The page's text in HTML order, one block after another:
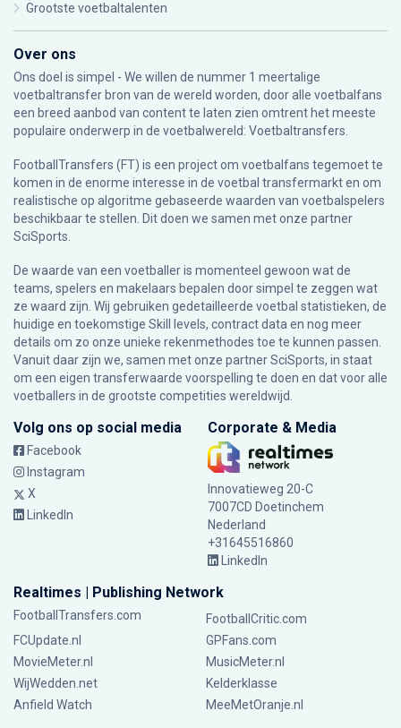
Grootste voetbaltalenten
Over ons
Ons doel is simpel - We willen de nummer 1 meertalige
voetbaltransfer bron van de wereld worden, door alle voetbalfans
een breed aanbod van content te laten zien omtrent het meeste
populaire onderwerp in de voetbalwereld: Voetbaltransfers.
FootballTransfers (FT) is een project om voetbalfans tegemoet te
komen in de enorme interesse in de voetbal transfermarkt en om
realistische op algoritme gebaseerde waarden van voetbalspelers
beschikbaar te stellen. Dit doen we samen met onze partner
SciSports
De waarde van een voetballer is momenteel gewoon wat de
teams, spelers en makelaars bepalen door simpel te zeggen wat
ze waard zijn. Wij gebruiken gedetailleerde voetbal statistieken, de
huidige en toekomstige Skill levels, contract data en nog meer
details om zo onze unieke rekenmethodes toe te kunnen passen.
Vanuit daar zijn we, samen met onze partner SciSports, in staat
om een eigen transferwaarde voorspelling te doen en dat voor alle
voetballers in de grootste competities wereldwijd.
Volg ons op social media
Facebook
Instagram
X
LinkedIn
Corporate & Media
Innovatieweg 20-C
7007CD Doetinchem
Nederland
+31645516860
LinkedIn
Realtimes | Publishing Network
FootballTransfers.com
FootballCritic.com
FCUpdate.nl
GPFans.com
MovieMeter.nl
MusicMeter.nl
WijWedden.net
Kelderklasse
Anfield Watch
MeeMetOranje.nl